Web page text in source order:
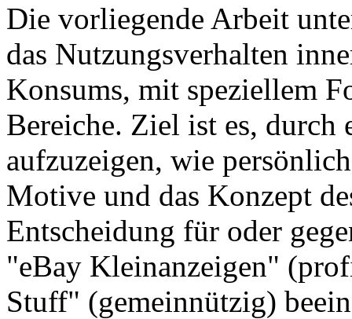
Die vorliegende Arbeit
das Nutzungsverhalten
Konsums, mit speziellem
Bereiche. Ziel ist es, durch
aufzuzeigen, wie
Motive und das Konzept
Entscheidung für oder
"eBay Kleinanzeigen"
Stuff" (gemeinnützig)